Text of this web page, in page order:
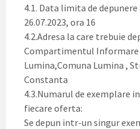
4.1. Data limita de
26.07.2023, ora 16
4.2.Adresa la care trebuie
Compartimentul Informare
Lumina,Comuna Lumina ,
Constanta
4.3.Numarul de exemplare
fiecare oferta:
Se depun intr-un singur